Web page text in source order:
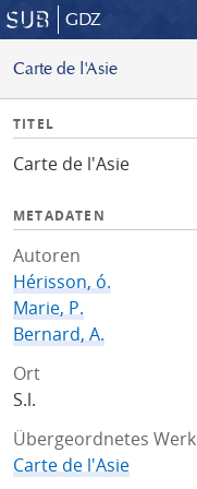
GDZ
Carte de l'Asie
I
f
TITEL
Carte de l'Asie
METADATEN
Autoren
Hérisson, ó.
Marie, P.
Bernard, A.
Ort
S.l.
Übergeordnetes Werk
Carte de l'Asie